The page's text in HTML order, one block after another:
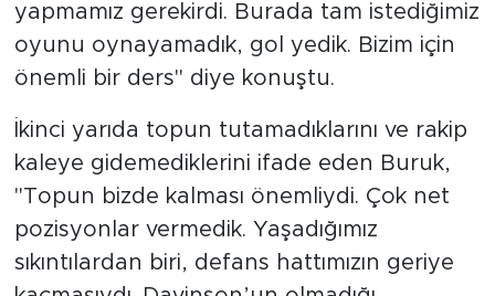
yapmamız gerekirdi. Burada tam istediğimiz
oyunu oynayamadık, gol yedik. Bizim için
önemli bir ders" diye konuştu.
İkinci yarıda topun tutamadıklarını ve rakip
kaleye gidemediklerini ifade eden Buruk,
"Topun bizde kalması önemliydi. Çok net
pozisyonlar vermedik. Yaşadığımız
sıkıntılardan biri, defans hattımızın geriye